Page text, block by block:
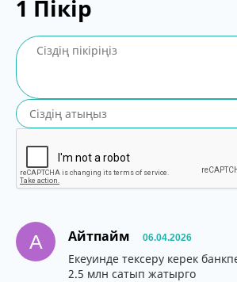
1 Пікір
А Айтпайм 06.04.2026
Екеуинде тексеру керек
2.5 млн сатып жатырго